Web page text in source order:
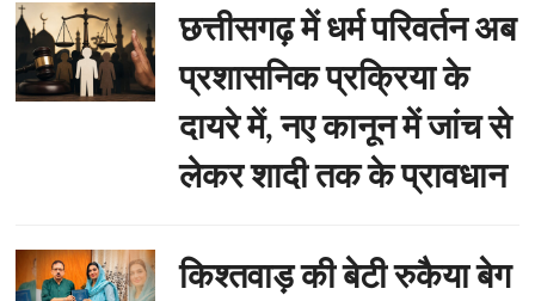
छत्तीसगढ़ में धर्म परिवर्तन अब
प्रशासनिक प्रक्रिया के
दायरे में, नए कानून में जांच से
लेकर शादी तक के प्रावधान
किश्तवाड़ की बेटी रुकैया बेग